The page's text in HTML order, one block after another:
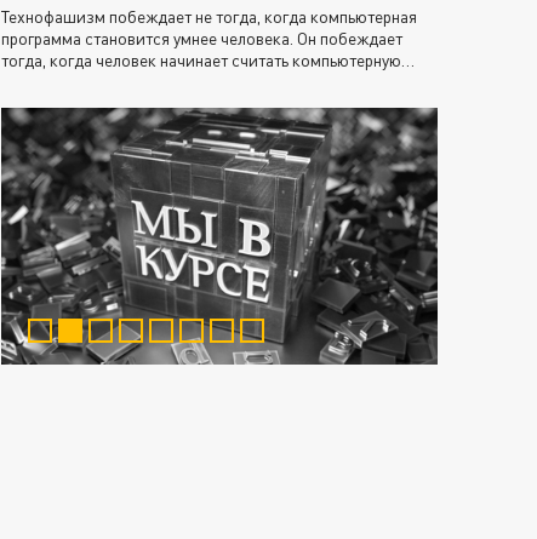
Технофашизм побеждает не тогда, когда компьютерная
программа становится умнее человека. Он побеждает
тогда, когда человек начинает считать компьютерную